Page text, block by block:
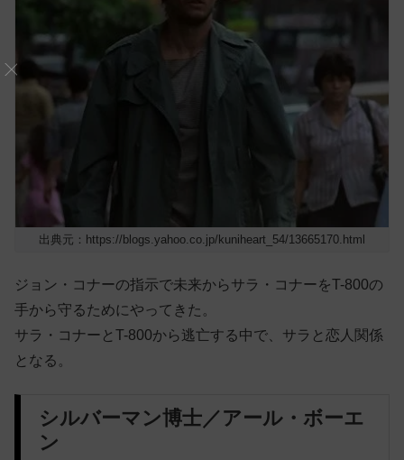
出典元：https://blogs.yahoo.co.jp/kuniheart_54/13665170.html
ジョン・コナーの指示で未来からサラ・コナーをT-800の
手から守るためにやってきた。
サラ・コナーとT-800から逃亡する中で、サラと恋人関係
となる。
シルバーマン博士／アール・ボーエ
ン